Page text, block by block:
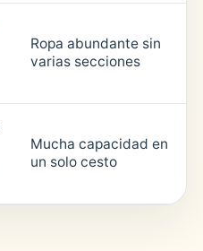
Ropa abundante sin
varias secciones
Mucha capacidad en
un solo cesto